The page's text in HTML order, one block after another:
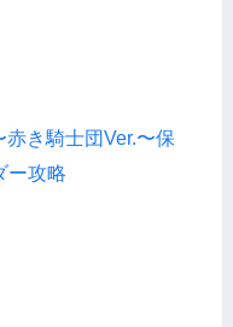
き騎士団Ver.〜保
ー攻略